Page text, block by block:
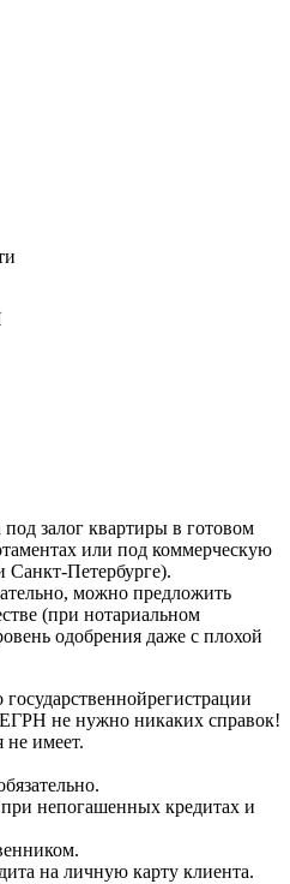
залог квартиры в готовом
или под коммерческую
Петербурге).
можно предложить
(при нотариальном
одобрения даже с плохой
не нужно никаких справок!
не имеет.
непогашенных кредитах и
на личную карту клиента.